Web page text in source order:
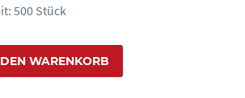
500 Stück
WARENKORB